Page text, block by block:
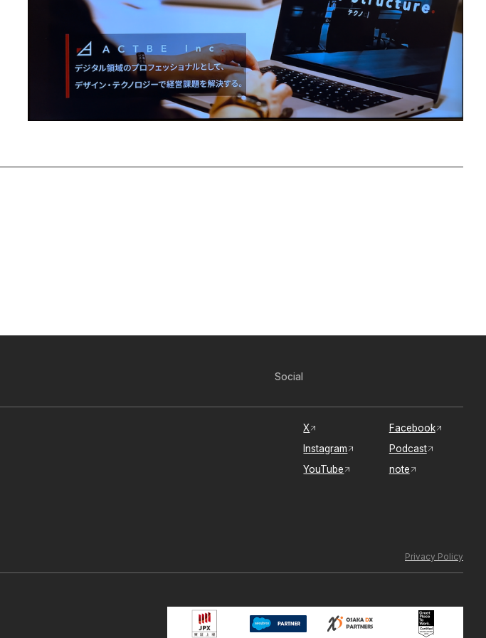
Social
X
Facebook
Instagram
Podcast
YouTube
note
Privacy Policy